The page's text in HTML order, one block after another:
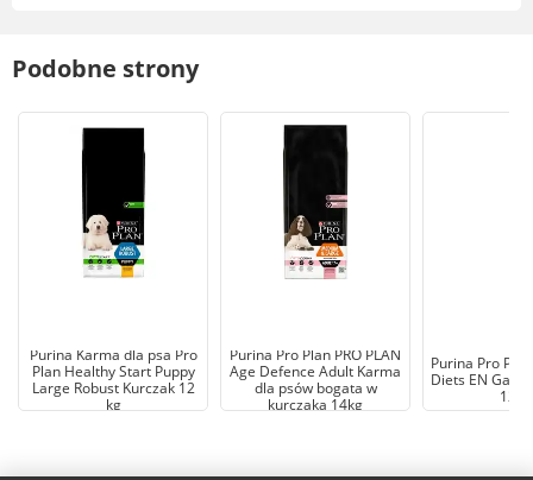
Podobne strony
Purina Karma dla psa Pro
Plan Healthy Start Puppy
Large Robust Kurczak 12
kg
Purina Pro Plan PRO PLAN
Age Defence Adult Karma
dla psów bogata w
kurczaka 14kg
Purina Pro
Diets EN
12